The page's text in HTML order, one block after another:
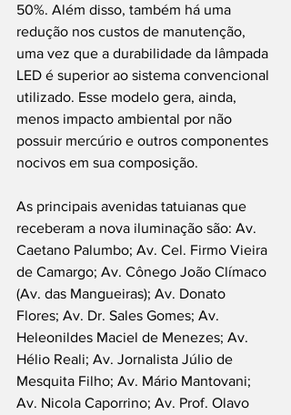
50%. Além disso, também há uma
redução nos custos de manutenção,
uma vez que a durabilidade da lâmpada
LED é superior ao sistema convencional
utilizado. Esse modelo gera, ainda,
menos impacto ambiental por não
possuir mercúrio e outros componentes
nocivos em sua composição.
As principais avenidas tatuianas que
receberam a nova iluminação são: Av.
Caetano Palumbo; Av. Cel. Firmo Vieira
de Camargo; Av. Cônego João Clímaco
(Av. das Mangueiras); Av. Donato
Flores; Av. Dr. Sales Gomes; Av.
Heleonildes Maciel de Menezes; Av.
Hélio Reali; Av. Jornalista Júlio de
Mesquita Filho; Av. Mário Mantovani;
Av. Nicola Caporrino; Av. Prof. Olavo